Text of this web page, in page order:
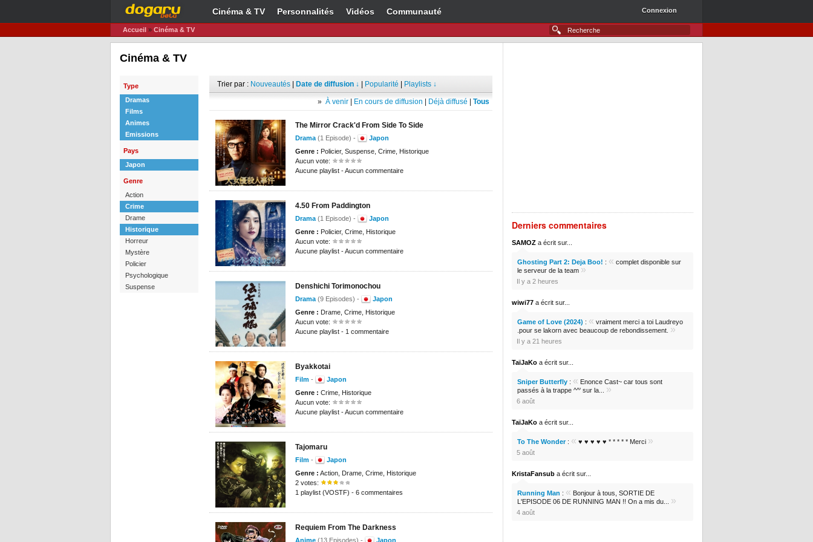
Cinéma & TV Personnalités Vidéos Communauté Connexion
Accueil » Cinéma & TV
Cinéma & TV
Type
Dramas
Films
Animes
Emissions
Pays
Japon
Genre
Action
Crime
Drame
Historique
Horreur
Mystère
Policier
Psychologique
Suspense
Trier par : Nouveautés Date de diffusion ↓ Popularité Playlists ↓
» À venir En cours de diffusion Déjà diffusé Tous
The Mirror Crack'd From Side To Side
Drama (1 Episode) -
Japon
Genre : Policier, Suspense, Crime, Historique
Aucun vote:
Aucune playlist - Aucun commentaire
4.50 From Paddington
Drama (1 Episode) -
Japon
Genre : Policier, Crime, Historique
Aucun vote:
Aucune playlist - Aucun commentaire
Denshichi Torimonochou
Drama (9 Episodes) -
Japon
Genre : Drame, Crime, Historique
Aucun vote:
Aucune playlist - 1 commentaire
Byakkotai
Film -
Japon
Genre : Crime, Historique
Aucun vote:
Aucune playlist - Aucun commentaire
Tajomaru
Film -
Japon
Genre : Action, Drame, Crime, Historique
2 votes:
1 playlist (VOSTF) - 6 commentaires
Requiem From The Darkness
Anime (13 Episodes) - Japon
Derniers commentaires
SAMOZ a écrit sur...
Ghosting Part 2: Deja Boo! : « complet disponible sur
le serveur de la team »
Il y a 2 heures
wiwi77 a écrit sur...
Game of Love (2024) : « vraiment merci a toi Laudreyo
.pour se lakorn avec beaucoup de rebondissement. »
Il y a 21 heures
TaïJaKo a écrit sur...
Sniper Butterfly : « Enonce Cast~ car tous sont
passés à la trappe ^^' sur la... »
6 août
TaïJaKo a écrit sur...
To The Wonder: « ♥ ♥ ♥ ♥ ♥ * * * * * Merci »
5 août
KristaFansub a écrit sur...
Running Man : « Bonjour à tous, SORTIE DE
L'EPISODE 06 DE RUNNING MAN !! On a mis du... »
4 août